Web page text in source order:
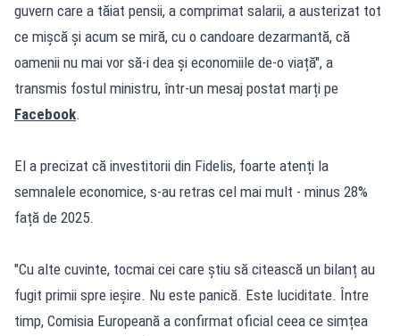
guvern care a tăiat pensii, a comprimat salarii, a austerizat tot
ce mișcă și acum se miră, cu o candoare dezarmantă, că
oamenii nu mai vor să-i dea și economiile de-o viață", a
transmis fostul ministru, într-un mesaj postat marți pe
Facebook.
El a precizat că investitorii din Fidelis, foarte atenți la
semnalele economice, s-au retras cel mai mult - minus 28%
față de 2025.
"Cu alte cuvinte, tocmai cei care știu să citească un bilanț au
fugit primii spre ieșire. Nu este panică. Este luciditate. Între
timp, Comisia Europeană a confirmat oficial ceea ce simțea